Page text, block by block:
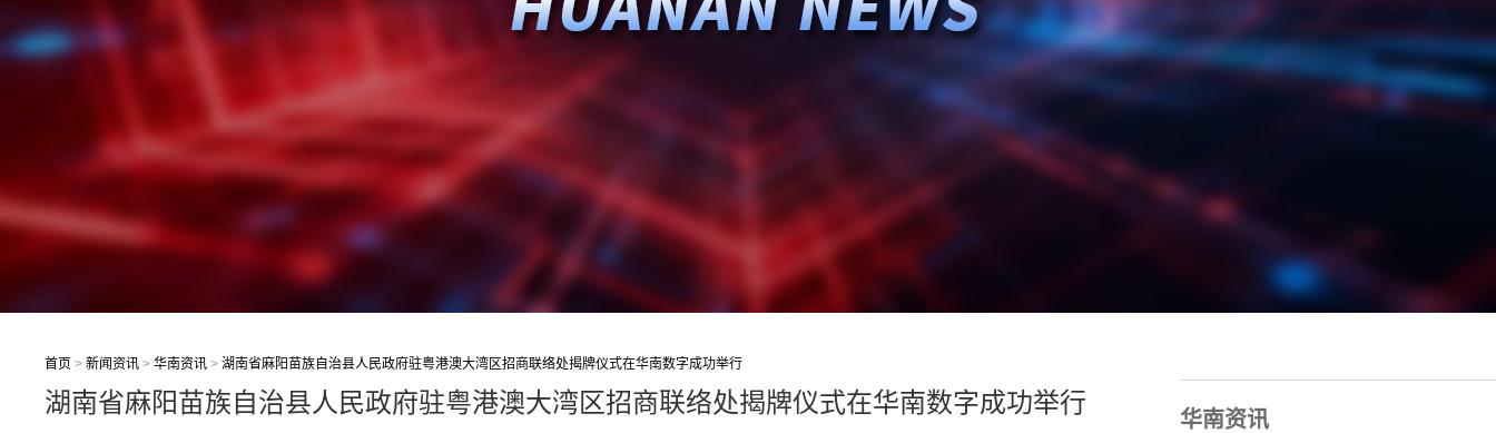
湖南省麻阳苗族自治县人民政府驻粤港澳大湾区招商联络处揭牌仪式在华南数字成功举行
首页 > 新闻资讯 > 华南资讯 > 湖南省麻阳苗族自治县人民政府驻粤港澳大湾区招商联络处揭牌仪式在华南数字成功举行
华南资讯